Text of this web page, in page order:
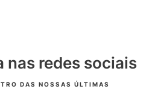
nas redes sociais
DAS NOSSAS ÚLTIMAS